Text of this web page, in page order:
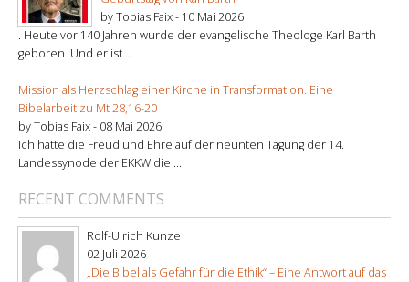
by Tobias Faix - 10 Mai 2026
. Heute vor 140 Jahren wurde der evangelische Theologe Karl Barth
geboren. Und er ist ...
Mission als Herzschlag einer Kirche in Transformation. Eine
Bibelarbeit zu Mt 28,16-20
by Tobias Faix - 08 Mai 2026
Ich hatte die Freud und Ehre auf der neunten Tagung der 14.
Landessynode der EKKW die ...
RECENT COMMENTS
Rolf-Ulrich Kunze
02 Juli 2026
„Die Bibel als Gefahr für die Ethik“ – Eine Antwort auf das